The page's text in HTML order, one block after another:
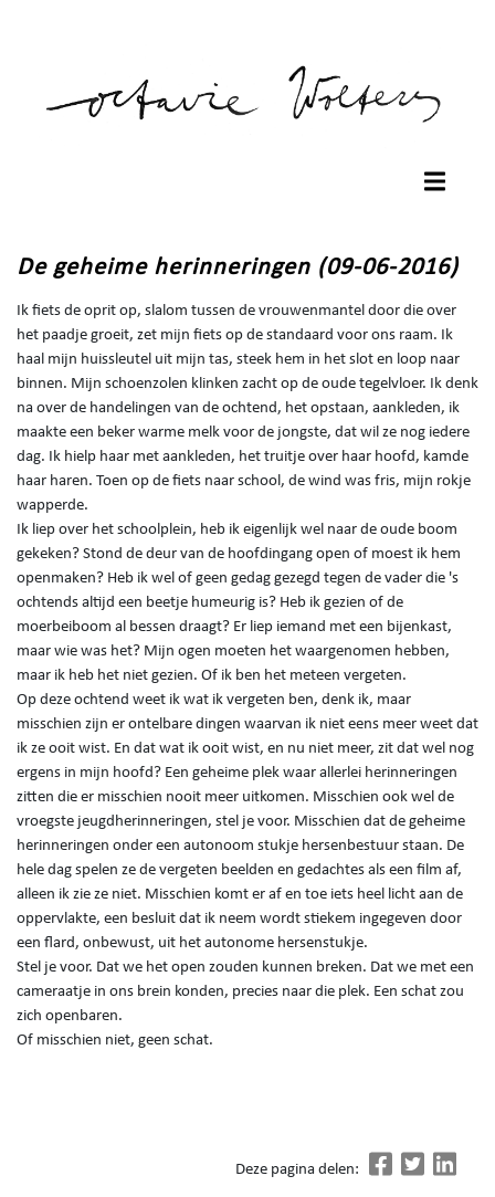
De geheime herinneringen (09-06-2016)
Ik fiets de oprit op, slalom tussen de vrouwenmantel door die over
het paadje groeit, zet mijn fiets op de standaard voor ons raam. Ik
haal mijn huissleutel uit mijn tas, steek hem in het slot en loop naar
binnen. Mijn schoenzolen klinken zacht op de oude tegelvloer. Ik denk
na over de handelingen van de ochtend, het opstaan, aankleden, ik
maakte een beker warme melk voor de jongste, dat wil ze nog iedere
dag. Ik hielp haar met aankleden, het truitje over haar hoofd, kamde
haar haren. Toen op de fiets naar school, de wind was fris, mijn rokje
wapperde.
Ik liep over het schoolplein, heb ik eigenlijk wel naar de oude boom
gekeken? Stond de deur van de hoofdingang open of moest ik hem
openmaken? Heb ik wel of geen gedag gezegd tegen de vader die 's
ochtends altijd een beetje humeurig is? Heb ik gezien of de
moerbeiboom al bessen draagt? Er liep iemand met een bijenkast,
maar wie was het? Mijn ogen moeten het waargenomen hebben,
maar ik heb het niet gezien. Of ik ben het meteen vergeten.
Op deze ochtend weet ik wat ik vergeten ben, denk ik, maar
misschien zijn er ontelbare dingen waarvan ik niet eens meer weet dat
ik ze ooit wist. En dat wat ik ooit wist, en nu niet meer, zit dat wel nog
ergens in mijn hoofd? Een geheime plek waar allerlei herinneringen
zitten die er misschien nooit meer uitkomen. Misschien ook wel de
vroegste jeugdherinneringen, stel je voor. Misschien dat de geheime
herinneringen onder een autonoom stukje hersenbestuur staan. De
hele dag spelen ze de vergeten beelden en gedachtes als een film af,
alleen ik zie ze niet. Misschien komt er af en toe iets heel licht aan de
oppervlakte, een besluit dat ik neem wordt stiekem ingegeven door
een flard, onbewust, uit het autonome hersenstukje.
Stel je voor. Dat we het open zouden kunnen breken. Dat we met een
cameraatje in ons brein konden, precies naar die plek. Een schat zou
zich openbaren.
Of misschien niet, geen schat.
Deze pagina delen: